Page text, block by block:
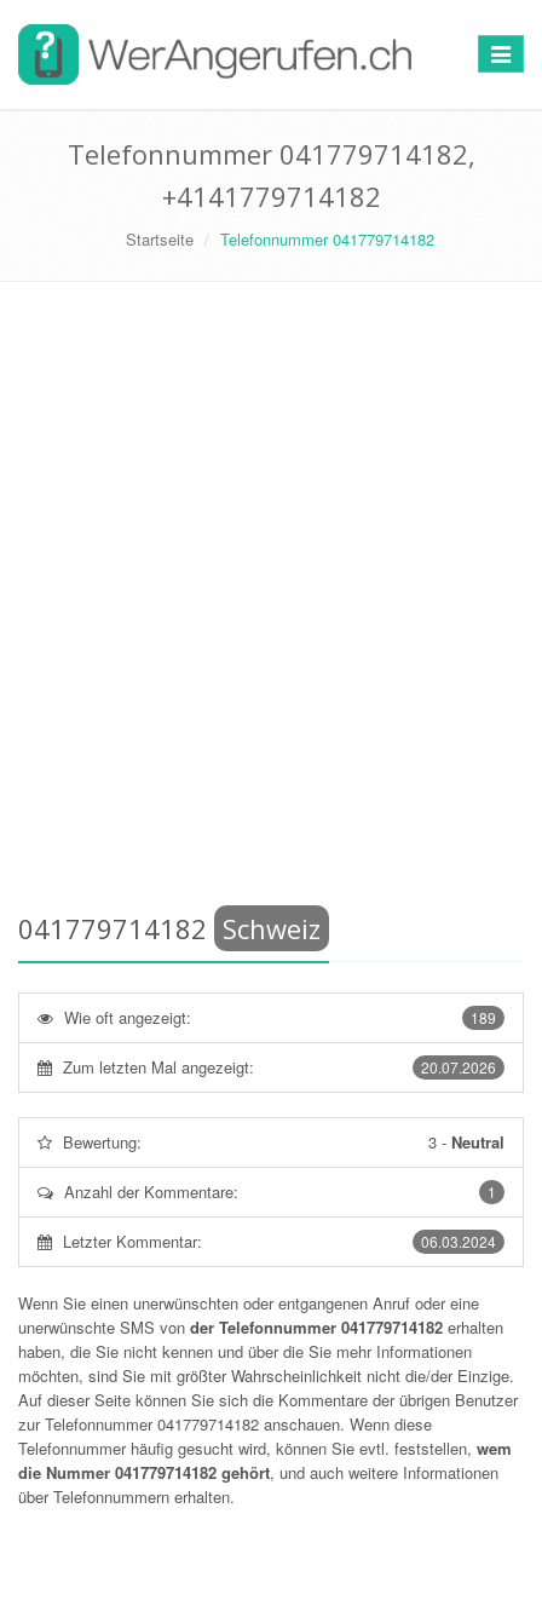
Toggle
Telefonnummer 041779714182,
+4141779714182
Startseite Telefonnummer 041779714182
041779714182 Schweiz
189
Wie oft angezeigt:
20.07.2026
Zum letzten Mal angezeigt:
Bewertung: 3 - Neutral
1
Anzahl der Kommentare:
06.03.2024
Letzter Kommentar:
Wenn Sie einen unerwünschten oder entgangenen Anruf oder eine
unerwünschte SMS von der Telefonnummer 041779714182 erhalten
haben, die Sie nicht kennen und über die Sie mehr Informationen
möchten, sind Sie mit größter Wahrscheinlichkeit nicht die/der Einzige.
Auf dieser Seite können Sie sich die Kommentare der übrigen Benutzer
zur Telefonnummer041779714182 anschauen. Wenn diese
Telefonnummer häufig gesucht wird, können Sie evtl. feststellen, wem
die Nummer 041779714182 gehört, und auch weitere Informationen
über Telefonnummern erhalten.